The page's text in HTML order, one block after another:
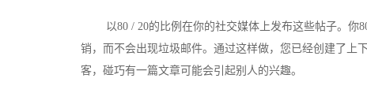
以80 / 20的比例在你的社交媒体上发布这些帖子。你
销，而不会出现垃圾邮件。通过这样做，您已经创建了上
客，碰巧有一篇文章可能会引起别人的兴趣。